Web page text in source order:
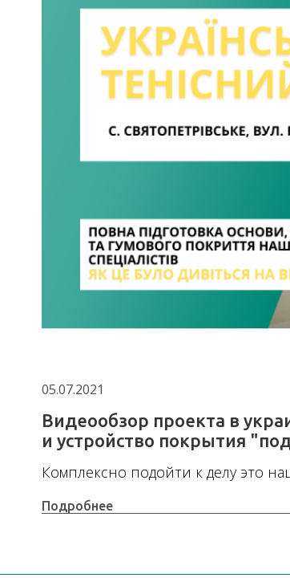
05.07.2021
Видеообзор проекта в
и устройство покрытия
Комплексно подойти к делу это
Подробнее